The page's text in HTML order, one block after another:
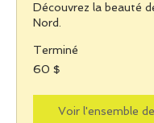
Découvrez la beauté
Nord.
Terminé
60 dollars
canadiens
60 $
Voir l'ensemble